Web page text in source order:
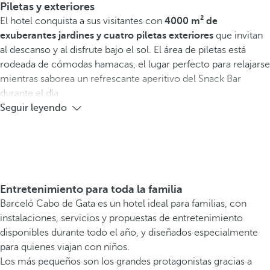
Piletas y exteriores
El hotel conquista a sus visitantes con 4000 m² de
exuberantes jardines y cuatro piletas exteriores que invitan
al descanso y al disfrute bajo el sol. El área de piletas está
rodeada de cómodas hamacas, el lugar perfecto para relajarse
mientras saborea un refrescante aperitivo del Snack Bar
durante el día.
Seguir leyendo
Entretenimiento para toda la familia
Barceló Cabo de Gata es un hotel ideal para familias, con
instalaciones, servicios y propuestas de entretenimiento
disponibles durante todo el año, y diseñados especialmente
para quienes viajan con niños.
Los más pequeños son los grandes protagonistas gracias a